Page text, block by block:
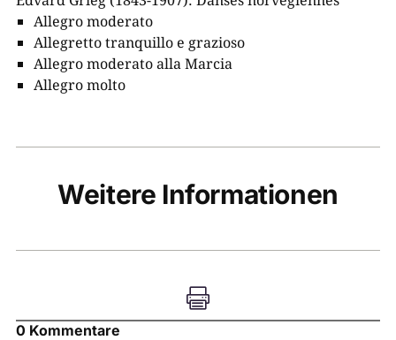
Allegro moderato
Allegretto tranquillo e grazioso
Allegro moderato alla Marcia
Allegro molto
Weitere Informationen

0 Kommentare